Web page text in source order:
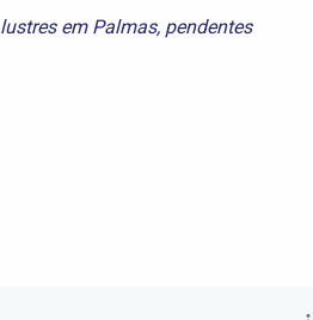
lustres em Palmas, pendentes